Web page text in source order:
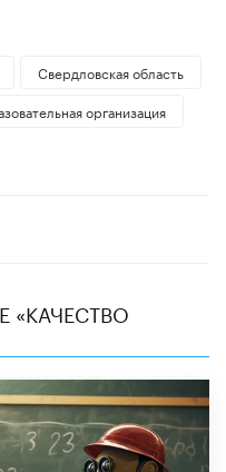
Свердловская область
организация
«КАЧЕСТВО